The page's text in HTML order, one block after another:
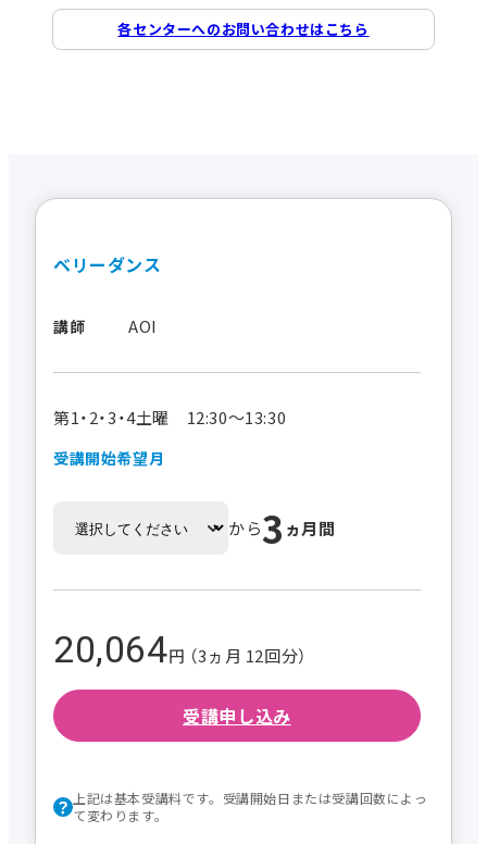
各センターへのお問い合わせはこちら
ベリーダンス
講師 AOI
第1・2・3・4土曜 12:30～13:30
受講開始希望月
から3 ヵ月間
20,064円 （3ヵ月 12回分）
受講申し込み
上記は基本受講料です。受講開始日または受講回数によっ
て変わります。